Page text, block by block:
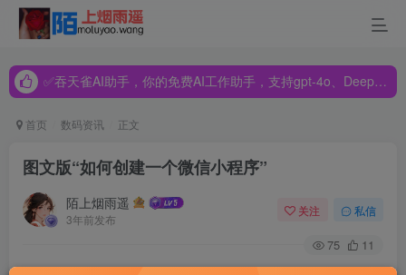
✅吞天雀AI助手，你的免费AI工作助手，支持gpt-4o、DeepSeek、Claude🔥🔥🔥🔥
✅吞天雀AI助手，你的免费AI工作助手，支持gpt-4o、DeepSeek、Claude🔥🔥🔥🔥
首页 数码资讯 正文
图文版“如何创建一个微信小程序”
陌上烟雨遥
3年前发布
关注 私信
75 11